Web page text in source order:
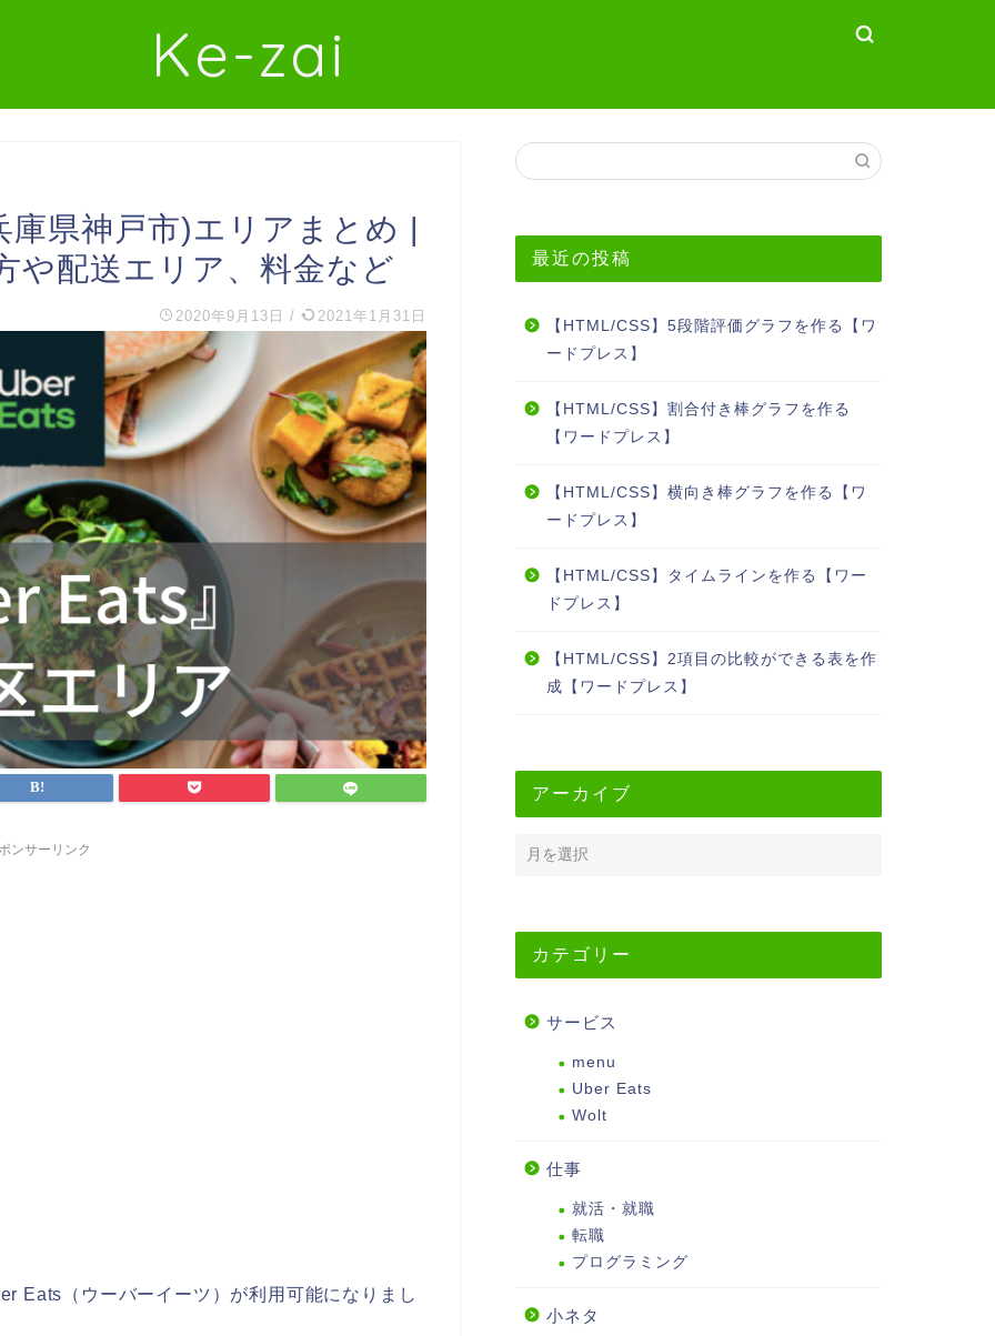
Ke-zai
県神戸市)エリアまとめ |
や配送エリア、料金など
2020年9月13日 / 2021年1月31日
ンサーリンク
Eats（ウーバーイーツ）が利用可能になりまし
最近の投稿
【HTML/CSS】5段階評価グラフを作る【ワ
ードプレス】
【HTML/CSS】割合付き棒グラフを作る
【ワードプレス】
【HTML/CSS】横向き棒グラフを作る【ワ
ードプレス】
【HTML/CSS】タイムラインを作る【ワー
ドプレス】
【HTML/CSS】2項目の比較ができる表を作
成【ワードプレス】
アーカイブ
カテゴリー
サービス
menu
Uber Eats
Wolt
仕事
就活・就職
転職
プログラミング
小ネタ